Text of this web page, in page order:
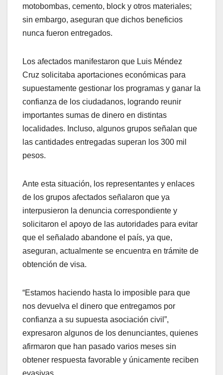
motobombas, cemento, block y otros materiales;
sin embargo, aseguran que dichos beneficios
nunca fueron entregados.
Los afectados manifestaron que Luis Méndez
Cruz solicitaba aportaciones económicas para
supuestamente gestionar los programas y ganar la
confianza de los ciudadanos, logrando reunir
importantes sumas de dinero en distintas
localidades. Incluso, algunos grupos señalan que
las cantidades entregadas superan los 300 mil
pesos.
Ante esta situación, los representantes y enlaces
de los grupos afectados señalaron que ya
interpusieron la denuncia correspondiente y
solicitaron el apoyo de las autoridades para evitar
que el señalado abandone el país, ya que,
aseguran, actualmente se encuentra en trámite de
obtención de visa.
“Estamos haciendo hasta lo imposible para que
nos devuelva el dinero que entregamos por
confianza a su supuesta asociación civil”,
expresaron algunos de los denunciantes, quienes
afirmaron que han pasado varios meses sin
obtener respuesta favorable y únicamente reciben
evasivas.